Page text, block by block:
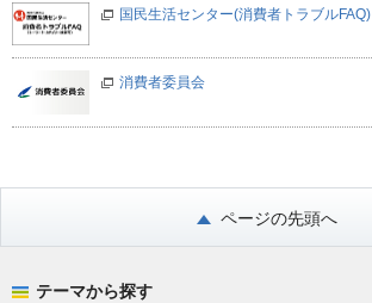
国民生活センター(消費者トラブルFAQ)
消費者委員会
ページの先頭へ
テーマから探す